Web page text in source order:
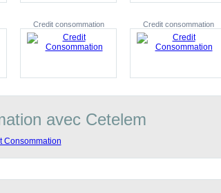
Credit consommation Credit consommation
avec Cetelem